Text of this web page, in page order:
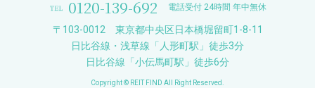
0120-139-692 電話受付 24時間 年中無休
〒103-0012 東京都中央区日本橋堀留町1-8-11
日比谷線・浅草線「人形町駅」徒歩3分
日比谷線「小伝馬町駅」徒歩6分
Copyright © REIT FIND All Right Reserved.